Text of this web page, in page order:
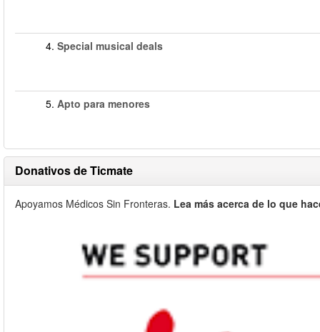
4. Special musical deals
5. Apto para menores
Donativos de Ticmate
Apoyamos Médicos Sin Fronteras. Lea más acerca de lo que